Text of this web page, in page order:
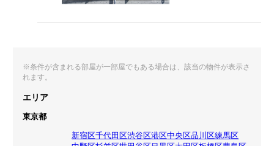
※条件が含まれる部屋が一部屋でもある場合は、該当の物件が表示さ
れます。
エリア
東京都
新宿区千代田区渋谷区港区中央区品川区練馬区